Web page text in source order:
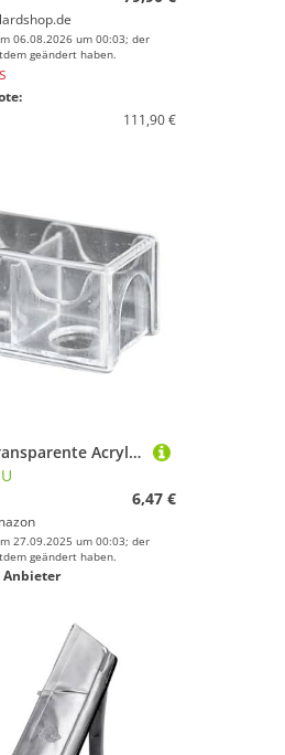
06.08.2026 um 00:03; der
geändert haben.
111,90 €
ZYMIADOU Transparente Acryl-Billard-Kreide-Pulver-Box, Aufbewahrung, dekorativ, transparent, Schutz, langlebig, Acryl-Kreidepulver
6,47 €
27.09.2025 um 00:03; der
geändert haben.
Anbieter